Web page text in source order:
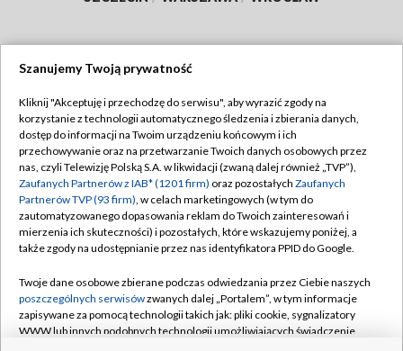
TVP
Abonament TVP
Emisja w TVP
Centrum informacji TVP
Naziemna Telewizja Cyfrowa
Rada Programowa
System NOS
Regulamin TVP
Polityka prywatności
Moje zgody
Pomoc
Kontakt
Szanujemy Twoją prywatność
Kliknij "Akceptuję i przechodzę do serwisu", aby wyrazić zgody na
korzystanie z technologii automatycznego śledzenia i zbierania danych,
dostęp do informacji na Twoim urządzeniu końcowym i ich
przechowywanie oraz na przetwarzanie Twoich danych osobowych przez
nas, czyli Telewizję Polską S.A. w likwidacji (zwaną dalej również „TVP”),
Zaufanych Partnerów z IAB* (1201 firm) oraz pozostałych Zaufanych
Partnerów TVP (93 firm), w celach marketingowych (w tym do
zautomatyzowanego dopasowania reklam do Twoich zainteresowań i
mierzenia ich skuteczności) i pozostałych, które wskazujemy poniżej, a
także zgody na udostępnianie przez nas identyfikatora PPID do Google.
Twoje dane osobowe zbierane podczas odwiedzania przez Ciebie naszych
poszczególnych serwisówzwanych dalej „Portalem”, w tym informacje
zapisywane za pomocą technologii takich jak: pliki cookie, sygnalizatory
WWW lub innych podobnych technologii umożliwiających świadczenie